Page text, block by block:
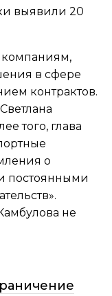
выявили 20
компаниям,
в сфере
контрактов.
того, глава
о
постоянными
не